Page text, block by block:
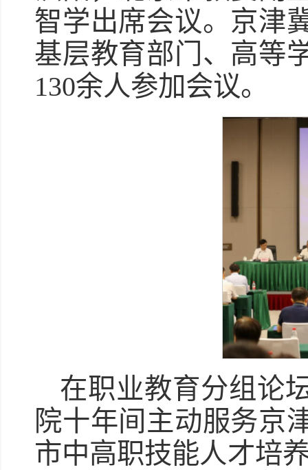
智学出席会议。京津
基层教育部门、高等
130余人参加会议。
在职业教育分组论
院十年间主动服务京
市中高职技能人才培